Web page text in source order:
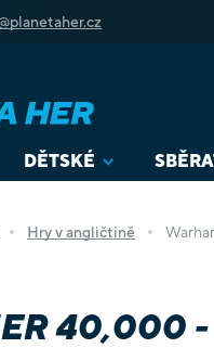
DĚTSKÉ
Hry v angličtině
40,000 -